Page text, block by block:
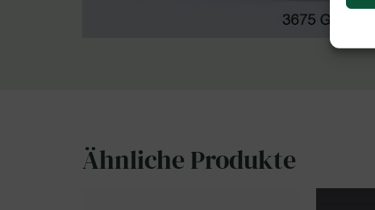
Ähnliche Produkte